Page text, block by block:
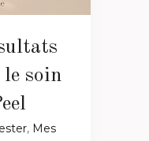
soin
, Mes